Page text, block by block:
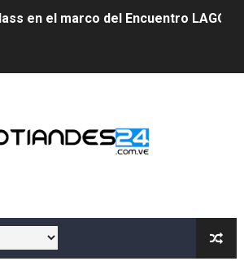
en el marco del Encuentro LAGO
Sánchez apadrina a más de 993
su reserva deportiva de cara a